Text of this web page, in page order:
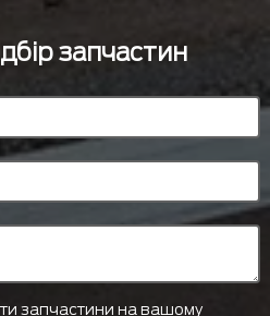
запчастин
запчастини на вашому